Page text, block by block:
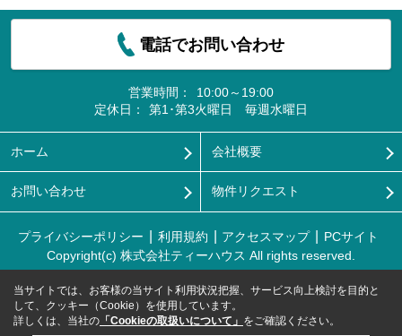
電話でお問い合わせ
営業時間：
10:00～19:00
定休日：
第1･第3火曜日 毎週水曜日
ホーム 会社概要
お問い合わせ 物件リクエスト
プライバシーポリシー 利用規約 アクセスマップ
PCサイト
Copyright(c) 株式会社ティーハウス All rights reserved.
当サイトでは、お客様の当サイト利用状況把握、サービス向上検討を目的と
して、クッキー（Cookie）を使用しています。
詳しくは、当社の 「Cookieの取扱いについて」 をご確認ください。